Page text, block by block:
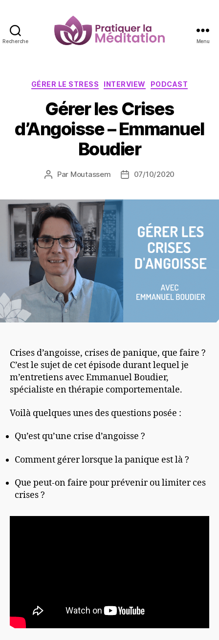
Recherche Menu
Catégories
GÉRER LE STRESS INTERVIEW PODCAST
Gérer les Crises
d’Angoisse – Emmanuel
Boudier
Auteur
Par Moutassem
Date07/10/2020
Crises d’angoisse, crises de panique, que faire ?
C’est le sujet de cet épisode durant lequel je
m’entretiens avec Emmanuel Boudier,
spécialiste en thérapie comportementale.
Voilà quelques unes des questions posée :
Qu’est qu’une crise d’angoisse ?
Comment gérer lorsque la panique est là ?
Que peut-on faire pour prévenir ou limiter ces
crises ?